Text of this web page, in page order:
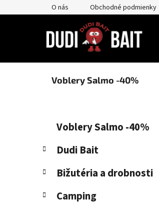
na
O nás Obchodné podmienky
Voblery Salmo -40%
č
ý
Preskočiť
kategórie
e
ó
i
Voblery Salmo -40%
Dudi Bait
Bižutéria a drobnosti
Camping